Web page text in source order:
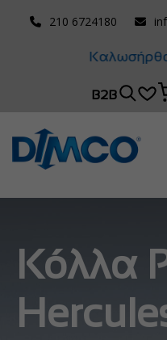
210 6724180
B2B
Κόλλα